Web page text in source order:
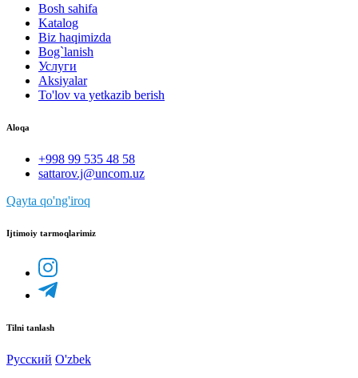
Bosh sahifa
Katalog
Biz haqimizda
Bog`lanish
Услуги
Aksiyalar
To'lov va yetkazib berish
Aloqa
+998 99 535 48 58
sattarov.j@uncom.uz
Qayta qo'ng'iroq
Ijtimoiy tarmoqlarimiz
Tilni tanlash
Русский O'zbek